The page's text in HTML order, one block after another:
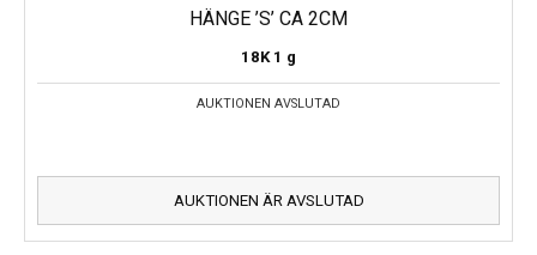
HÄNGE ’S’ CA 2CM
18K 1 g
AUKTIONEN AVSLUTAD
AUKTIONEN ÄR AVSLUTAD